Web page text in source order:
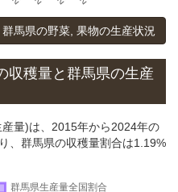
群馬県の野菜, 果物の生産状況
収穫量と群馬県の生産
量)は、2015年から2024年の
、群馬県の収穫量割合は1.19%